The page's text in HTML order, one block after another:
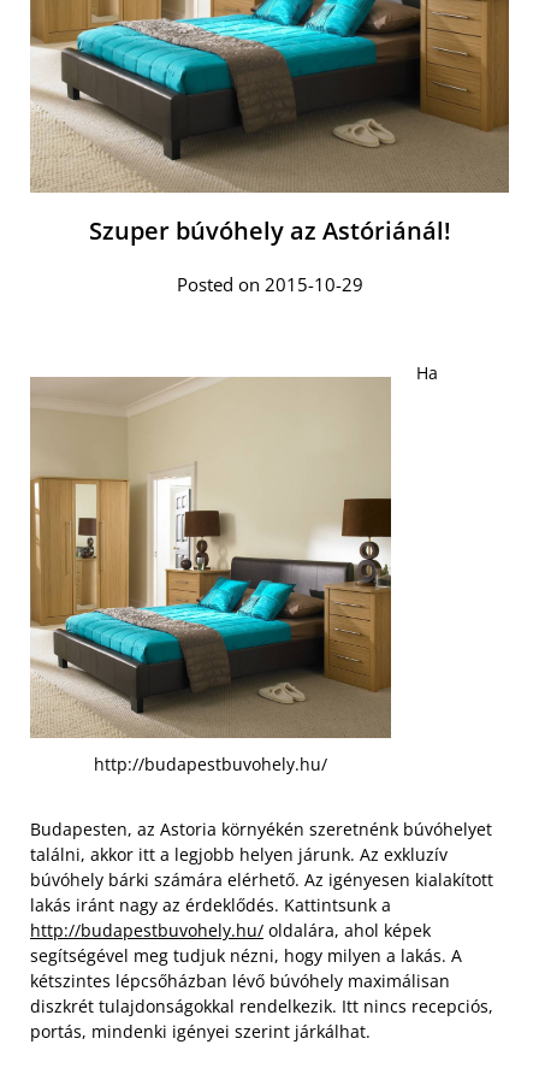
Szuper búvóhely az Astóriánál!
Posted on 2015-10-29
http://budapestbuvohely.hu/
Ha
Budapesten, az Astoria környékén szeretnénk búvóhelyet
találni, akkor itt a legjobb helyen járunk. Az exkluzív
búvóhely bárki számára elérhető. Az igényesen kialakított
lakás iránt nagy az érdeklődés. Kattintsunk a
http://budapestbuvohely.hu/ oldalára, ahol képek
segítségével meg tudjuk nézni, hogy milyen a lakás. A
kétszintes lépcsőházban lévő búvóhely maximálisan
diszkrét tulajdonságokkal rendelkezik. Itt nincs recepciós,
portás, mindenki igényei szerint járkálhat.